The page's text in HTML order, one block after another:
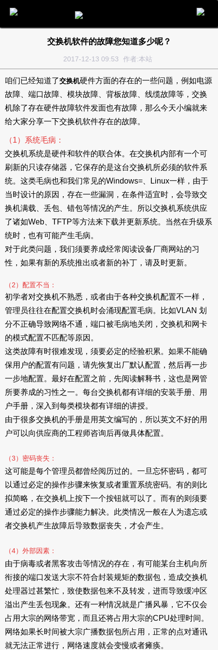
交换机软件的故障您知道多少呢？
2017-12-13 09:53 作者:本站
咱们已经知道了交换机硬件方面的存在的一些问题，例如电源
故障、端口故障、模块故障、背板故障、线缆故障等，交换
机除了存在硬件故障软件发面也有故障，那么今天小编就来
给大家分享一下交换机软件存在的故障。
（1）系统毛病：
交换机系统是硬件和软件的联合体。在交换机内部有一个可
刷新的只读存储器，它保存的是这台交换机所必须的软件系
统。这类毛病也和我们常见的Windows=、Linux一样，由于
当时设计的原因，存在一些漏洞，在条件适宜时，会导致交
换机满载、丢包、错包等情况的产生。所以交换机系统供应
了诸如Web、TFTP等方法来下载并更新系统。当然在升级系
统时，也有可能产生毛病。
对于此类问题，我们须要养成经常阅读设备厂商网站的习
性，如果有新的系统推出或者新的补丁，请及时更新。
（2）配置不当：
初学者对交换机不熟悉，或者由于各种交换机配置不一样，
管理员往往在配置交换机时会涌现配置毛病。比如VLAN 划
分不正确导致网络不通，端口被毛病地关闭，交换机和网卡
的模式配置不匹配等原因。
这类故障有时很难发现，须要必定的经验积累。如果不能确
保用户的配置有问题，请先恢复出厂默认配置，然后再一步
一步地配置。最好在配置之前，先阅读解释书，这也是网管
所要养成的习性之一。每台交换机都有详细的安装手册、用
户手册，深入到每类模块都有详细的讲授。
由于很多交换机的手册是用英文编写的，所以英文不好的用
户可以向供应商的工程师咨询后再做具体配置。
（3）密码丧失：
这可能是每个管理员都曾经阅历过的。一旦忘怀密码，都可
以通过必定的操作步骤来恢复或者重置系统密码。有的则比
拟简略，在交换机上按下一个按钮就可以了。而有的则须要
通过必定的操作步骤能力解决。此类情况一般在人为遗忘或
者交换机产生故障后导致数据丧失，才会产生。
（4）外部因素：
由于病毒或者黑客攻击等情况的存在，有可能某台主机向所
衔接的端口发送大宗不符合封装规矩的数据包，造成交换机
处理器过甚繁忙，致使数据包来不及转发，进而导致缓冲区
溢出产生丢包现象。还有一种情况就是广播风暴，它不仅会
占用大宗的网络带宽，而且还将占用大宗的CPU处理时间。
网络如果长时间被大宗广播数据包所占用，正常的点对通讯
就无法正常进行，网络速度就会变慢或者瘫痪。
电话 留言